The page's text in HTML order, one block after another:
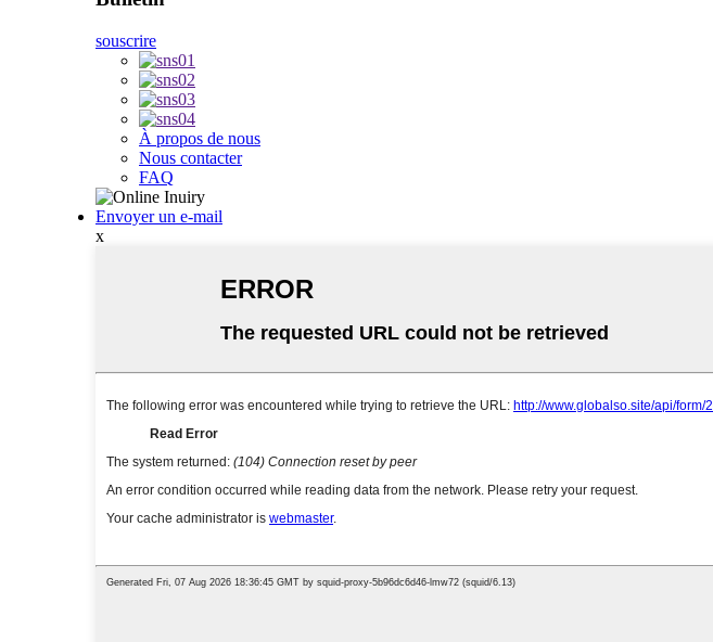
souscrire
À propos de nous
Nous contacter
FAQ
Envoyer un e-mail
x